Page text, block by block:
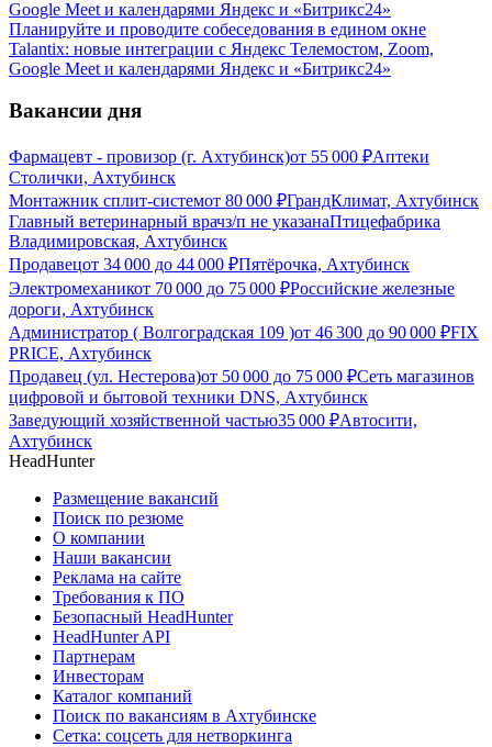
Планируйте и проводите собеседования в едином окне
Talantix: новые интеграции с Яндекс Телемостом, Zoom,
Google Meet и календарями Яндекс и «Битрикс24»
Вакансии дня
Фармацевт - провизор (г. Ахтубинск)от 55 000 ₽Аптеки
Столички, Ахтубинск
Монтажник сплит-системот 80 000 ₽ГрандКлимат, Ахтубинск
Главный ветеринарный врачз/п не указанаПтицефабрика
Владимировская, Ахтубинск
Продавецот 34 000 до 44 000 ₽Пятёрочка, Ахтубинск
Электромеханикот 70 000 до 75 000 ₽Российские железные
дороги, Ахтубинск
Администратор ( Волгоградская 109 )от 46 300 до 90 000 ₽FIX
PRICE, Ахтубинск
Продавец (ул. Нестерова)от 50 000 до 75 000 ₽Сеть магазинов
цифровой и бытовой техники DNS, Ахтубинск
Заведующий хозяйственной частью35 000 ₽Автосити,
Ахтубинск
HeadHunter
Размещение вакансий
Поиск по резюме
О компании
Наши вакансии
Реклама на сайте
Требования к ПО
Безопасный HeadHunter
HeadHunter API
Партнерам
Инвесторам
Каталог компаний
Поиск по вакансиям в Ахтубинске
Сетка: соцсеть для нетворкинга